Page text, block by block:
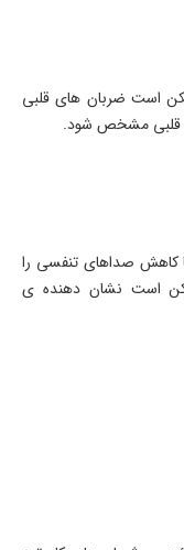
است ضربان های قلبی
قلبی مشخص شود.
کاهش صداهای تنفسی را
است نشان دهنده ی